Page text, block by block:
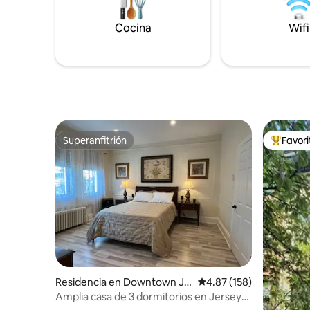
Cocina Wifi
Superanfitrión
Superanfitrión
Residencia en Downtown Je
rsey City
Calificación promedio:
4.87 (158)
Amplia casa de 3 dormitorios en Jersey
De los